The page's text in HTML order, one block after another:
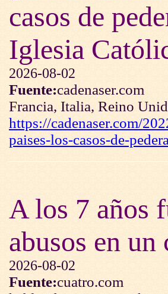
casos de
Iglesia
2026-08-02
Fuente:cadenaser.com
Francia, Italia, Reino
https://cadenaser.com/
paises-los-casos-de-
A los 7 años
abusos en
2026-08-02
Fuente:cuatro.com